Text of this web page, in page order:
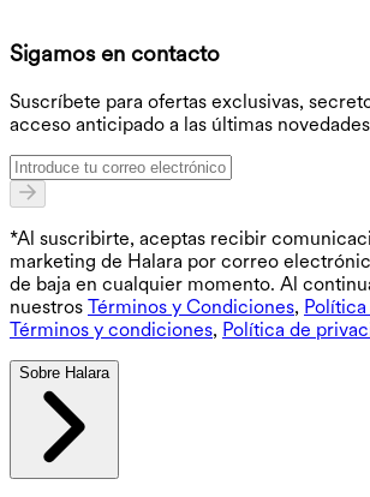
Sigamos en contacto
Suscríbete para ofertas exclusivas,
acceso anticipado a las últimas
*Al suscribirte, aceptas recibir
marketing de Halara por correo
de baja en cualquier momento. Al
nuestros Términos y Condiciones,
Términos y condiciones, Política de
Sobre Halara